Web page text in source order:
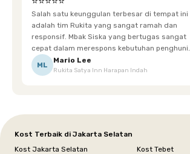
Salah satu keunggulan terbesar di tempat ini
adalah tim Rukita yang sangat ramah dan
responsif. Mbak Siska yang bertugas sangat
cepat dalam merespons kebutuhan penghuni.
Ketika saya meminta keset karena sempat
terpeleset, permintaan tersebut langsung
ML
Mario Lee
Rukita Satya Inn Harapan Indah
Kost Terbaik di Jakarta Selatan
Kost Jakarta Selatan
Kost Tebet